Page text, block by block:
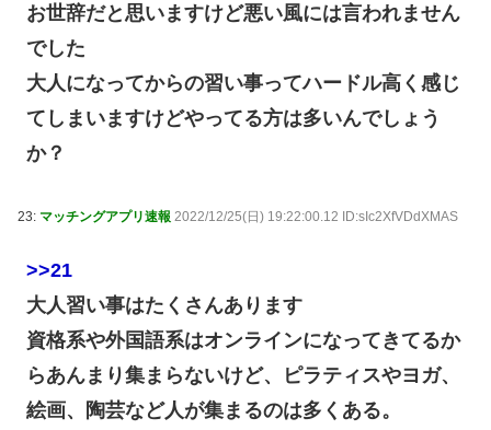
お世辞だと思いますけど悪い風には言われません
でした
大人になってからの習い事ってハードル高く感じ
てしまいますけどやってる方は多いんでしょう
か？
23: マッチングアプリ速報 2022/12/25(日) 19:22:00.12 ID:sIc2XfVDdXMAS
>>21
大人習い事はたくさんあります
資格系や外国語系はオンラインになってきてるか
らあんまり集まらないけど、ピラティスやヨガ、
絵画、陶芸など人が集まるのは多くある。